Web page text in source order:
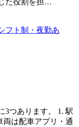
た役割を担…
フト制・夜勤あ
3つあります。 1. 駅
両は配車アプリ・通